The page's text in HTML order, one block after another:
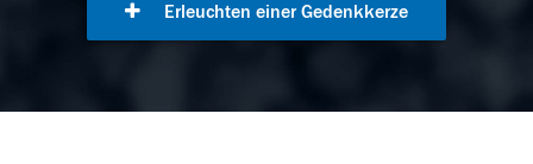
Erleuchten einer Gedenkkerze